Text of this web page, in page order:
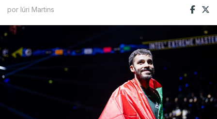
por Iúri Martins